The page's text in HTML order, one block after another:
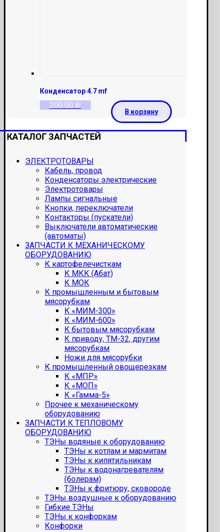
Конденсатор 4.7 mf
200.00 Р
В корзину
КАТАЛОГ ЗАПЧАСТЕЙ
ЭЛЕКТРОТОВАРЫ
Кабель, провод
Конденсаторы электрические
Электротовары
Лампы сигнальные
Кнопки, переключатели
Контакторы (пускатели)
Выключатели автоматические
(автоматы)
ЗАПЧАСТИ К МЕХАНИЧЕСКОМУ
ОБОРУДОВАНИЮ
К картофелечисткам
К МКК (Абат)
К МОК
К промышленным и бытовым
мясорубкам
К «МИМ-300»
К «МИМ-600»
К бытовым мясорубкам
К приводу, ТМ-32, другим
мясорубкам
Ножи для мясорубки
К промышленный овощерезкам
К «МПР»
К «МОП»
К «Гамма-5»
Прочее к механическому
оборудованию
ЗАПЧАСТИ К ТЕПЛОВОМУ
ОБОРУДОВАНИЮ
ТЭНы водяные к оборудованию
ТЭНы к котлам и мармитам
ТЭНы к кипятильникам
ТЭНы к водонагревателям
(болерам)
ТЭНы к фритюру, сковороде
ТЭНы воздушные к оборудованию
Гибкие ТЭНы
ТЭНы к конфоркам
Конфорки